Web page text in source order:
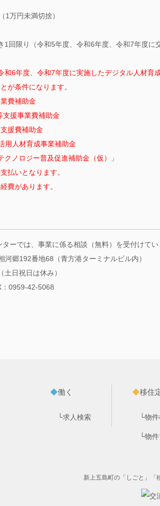
万円未満切捨）
回限り（令和5年度、令和6年度、令和7年度に
和6年度、令和7年度に実施したデジタル人材育
が条件になります。
費補助金
支援事業費補助金
援費補助金
用人材育成事業補助金
ノロジー普及促進補助金（仮）」
払いとなります。
費があります。
ーでは、事業に係る相談（無料）を受付けてい
河郷192番地68（青方港ターミナルビル内）
日祝日は休み）
0959-42-5068
◆働く
└求人検索
◆移住
└物
└物
新上五島町の「しごと」「